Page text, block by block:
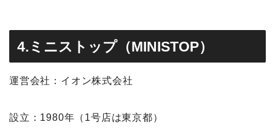
4.ミニストップ（MINISTOP）
運営会社：イオン株式会社
設立：1980年（1号店は東京都）